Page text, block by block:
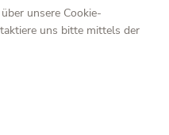
unsere Cookie-
uns bitte mittels der